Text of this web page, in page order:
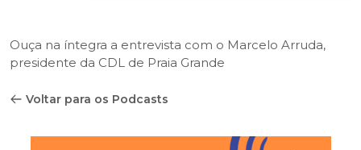
Ouça na íntegra a entrevista com o Marcelo Arruda,
presidente da CDL de Praia Grande
Voltar para os Podcasts